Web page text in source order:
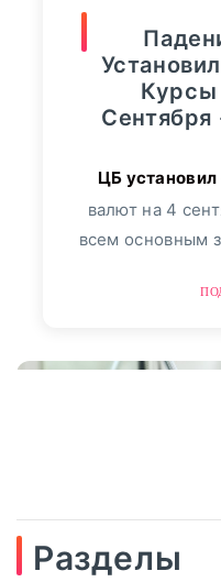
Курсы
Сентября
валют на 4
всем основным
Разделы